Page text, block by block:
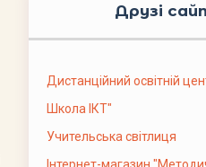
Друзі
Дистанційний освітній
Школа ІКТ"
Учительська світлиця